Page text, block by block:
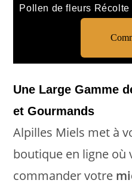
Pollen de fleurs Récolte
Une Large Gamme
et Gourmands
Alpilles Miels met à
boutique en ligne où
commander votre